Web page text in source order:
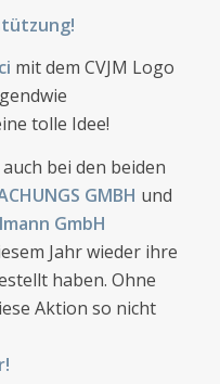
mit dem CVJM Logo
tolle Idee!
bei den beiden
GMBH und
GmbH
Jahr wieder ihre
haben. Ohne
Aktion so nicht